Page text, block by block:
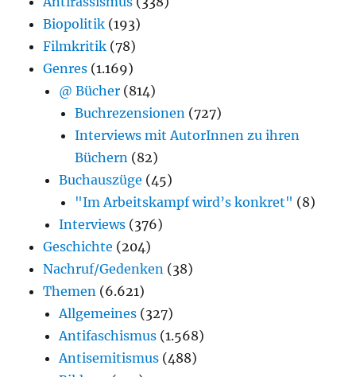
Biopolitik (193)
Filmkritik (78)
Genres (1.169)
@ Bücher (814)
Buchrezensionen (727)
Interviews mit AutorInnen zu ihren
Büchern (82)
Buchauszüge (45)
"Im Arbeitskampf wird’s konkret" (8)
Interviews (376)
Geschichte (204)
Nachruf/Gedenken (38)
Themen (6.621)
Allgemeines (327)
Antifaschismus (1.568)
Antisemitismus (488)